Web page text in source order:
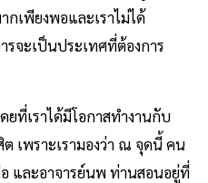
เพียงพอและเราไม่ได้
รจะเป็นประเทศที่ต้องการ
ยที่เราได้มีโอกาสทำงานกับ
เพราะเรามองว่า ณ จุดนี้ คน
และอาจารย์นพ ท่านสอนอยู่ที่